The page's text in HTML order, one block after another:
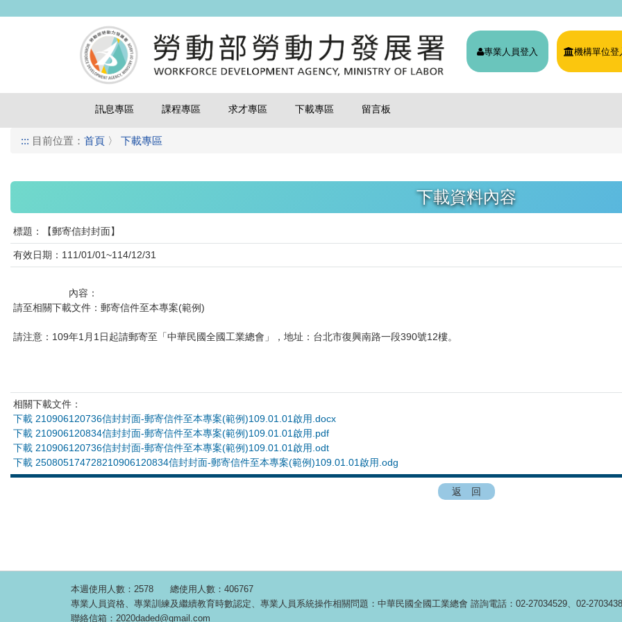
專業人員登入 機構單位登
訊息專區 課程專區 求才專區 下載專區 留言板
::: 目前位置： 首頁 〉 下載專區
下載資料內容
標題：【郵寄信封封面】
有效日期：111/01/01~114/12/31
請至相關下載文件：郵寄信件至本專案(範例)
請注意：109年1月1日起請郵寄至「中華民國全國工業總會」，地址：台北市復興南路一段390號12樓。
相關下載文件：
下載 210906120736信封封面-郵寄信件至本專案(範例)109.01.01啟用.docx
下載 210906120834信封封面-郵寄信件至本專案(範例)109.01.01啟用.pdf
下載 210906120736信封封面-郵寄信件至本專案(範例)109.01.01啟用.odt
下載 250805174728210906120834信封封面-郵寄信件至本專案(範例)109.01.01啟用.odg
返 回
本週使用人數：2578
總使用人數：406767
專業人員資格、專業訓練及繼續教育時數認定、專業人員系統操作相關問題：中華民國全國工業總會 諮詢電話：02-27034529、02-
聯絡信箱：2020daded@gmail.com